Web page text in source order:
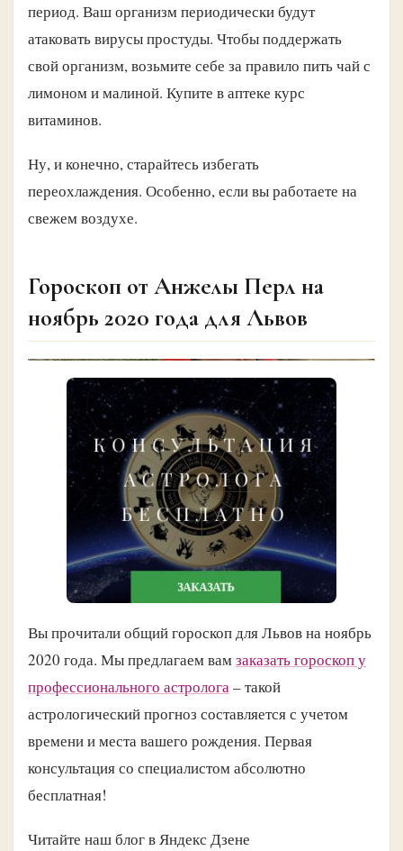
период. Ваш организм периодически будут
атаковать вирусы простуды. Чтобы поддержать
свой организм, возьмите себе за правило пить чай с
лимоном и малиной. Купите в аптеке курс
витаминов.
Ну, и конечно, старайтесь избегать
переохлаждения. Особенно, если вы работаете на
свежем воздухе.
Гороскоп от Анжелы Перл на
ноябрь 2020 года для Львов
Вы прочитали общий гороскоп для Львов на ноябрь
2020 года. Мы предлагаем вамзаказать гороскоп у
профессионального астролога– такой
астрологический прогноз составляется с учетом
времени и места вашего рождения. Первая
консультация со специалистом абсолютно
бесплатная!
Читайте наш блог в Яндекс Дзене